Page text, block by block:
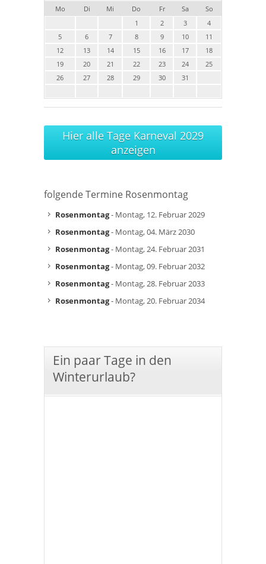
Mo Di Mi Do Fr Sa
So
1
2 3
4
5
6 7 8 9 10
11
12
13 14 15 16 17
18
19
20 21 22 23 24
25
26
27 28 29 30 31
Hier alle Tage Karneval 2029
anzeigen
folgende Termine Rosenmontag
Rosenmontag- Montag, 12. Februar 2029
Rosenmontag- Montag, 04. März 2030
Rosenmontag- Montag, 24. Februar 2031
Rosenmontag- Montag, 09. Februar 2032
Rosenmontag- Montag, 28. Februar 2033
Rosenmontag- Montag, 20. Februar 2034
Ein paar Tage in den
Winterurlaub?